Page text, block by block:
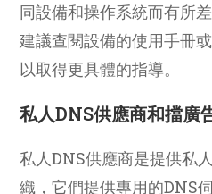
同設備和操作系統而有所
建議查閱設備的使用手冊
以取得更具體的指導。
私人DNS供應商和擋廣
私人DNS供應商是提供私
織，它們提供專用的DNS